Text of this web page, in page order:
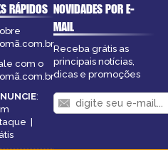
RÁPIDOS
com o
:
|
NOVIDADES POR E-
MAIL
Receba grátis as
principais notícias,
dicas e promoções